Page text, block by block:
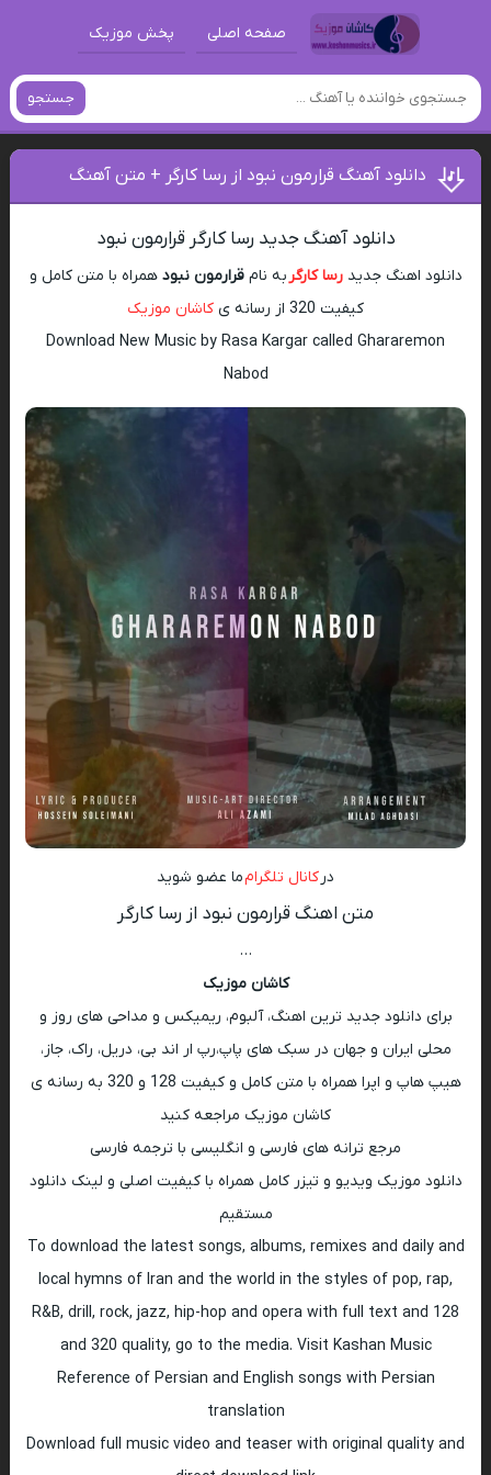
صفحه اصلی پخش موزیک
جستجو
دانلود آهنگ قرارمون نبود از رسا کارگر + متن آهنگ
دانلود آهنگ جدید رسا کارگر قرارمون نبود
دانلود اهنگ جدیدرسا کارگر به نامقرارمون نبود همراه با متن کامل و
کیفیت 320 از رسانه ی
کاشان موزیک
Download New Music by Rasa Kargar called Ghararemon
Nabod
در کانال تلگرامما عضو شوید
متن اهنگ قرارمون نبود از رسا کارگر
…
کاشان موزیک
برای دانلود جدید ترین اهنگ، آلبوم، ریمیکس و مداحی های روز و
محلی ایران و جهان در سبک های پاپ،رپ ار اند بی، دریل، راک، جاز،
هیپ هاپ و اپرا همراه با متن کامل و کیفیت 128 و 320 به رسانه ی
کاشان موزیک مراجعه کنید
مرجع ترانه های فارسی و انگلیسی با ترجمه فارسی
دانلود موزیک ویدیو و تیزر کامل همراه با کیفیت اصلی و لینک دانلود
مستقیم
To download the latest songs, albums, remixes and daily and
local hymns of Iran and the world in the styles of pop, rap,
R&B, drill, rock, jazz, hip-hop and opera with full text and 128
and 320 quality, go to the media. Visit Kashan Music
Reference of Persian and English songs with Persian
translation
Download full music video and teaser with original quality and